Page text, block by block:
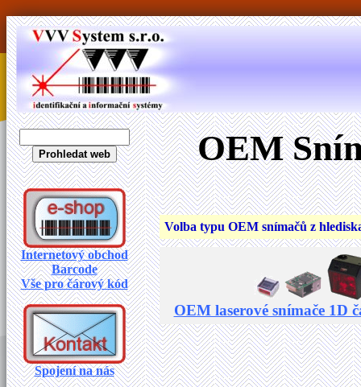
Internetový obchod
Barcode
Vše pro čárový kód
Spojení na nás
OEM
Volba typu OEM snímačů z
OEM laserové snímače 1D